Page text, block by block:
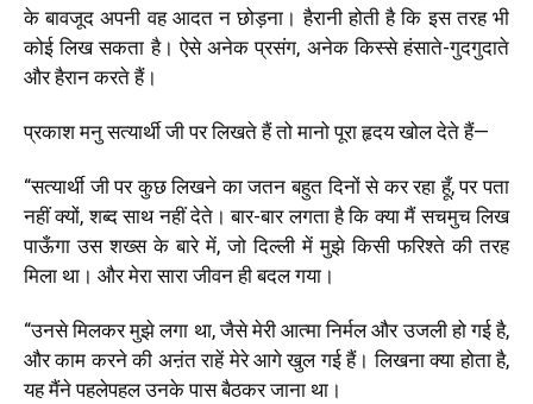
के बावजूद अपनी वह आदत न छोड़ना। हैरानी होती है कि इस तरह भी
कोई लिख सकता है। ऐसे अनेक प्रसंग, अनेक किस्से हंसाते-गुदगुदाते
और हैरान करते हैं।
प्रकाश मनु सत्यार्थी जी पर लिखते हैं तो मानो पूरा हृदय खोल देते हैं—
“सत्यार्थी जी पर कुछ लिखने का जतन बहुत दिनों से कर रहा हूँ, पर पता
नहीं क्यों, शब्द साथ नहीं देते। बार-बार लगता है कि क्या मैं सचमुच लिख
पाऊँगा उस शख्स के बारे में, जो दिल्ली में मुझे किसी फरिश्ते की तरह
मिला था। और मेरा सारा जीवन ही बदल गया।
“उनसे मिलकर मुझे लगा था, जैसे मेरी आत्मा निर्मल और उजली हो गई है,
और काम करने की अऩंत राहें मेरे आगे खुल गई हैं। लिखना क्या होता है,
यह मैंने पहलेपहल उनके पास बैठकर जाना था।